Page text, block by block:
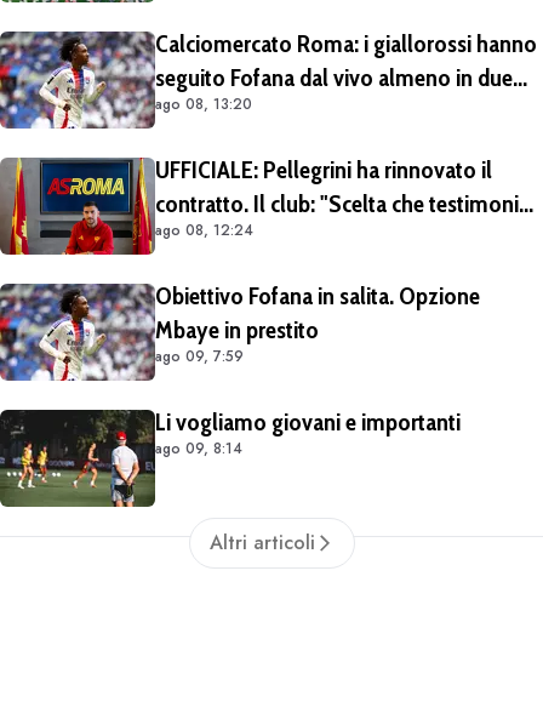
Calciomercato Roma: i giallorossi hanno
seguito Fofana dal vivo almeno in due
occasioni. Costa 40/45 milioni
ago 08, 13:20
UFFICIALE: Pellegrini ha rinnovato il
contratto. Il club: "Scelta che testimonia
condivisione della visione sportiva e dei
ago 08, 12:24
Obiettivo Fofana in salita. Opzione
Mbaye in prestito
ago 09, 7:59
Li vogliamo giovani e importanti
ago 09, 8:14
Altri articoli